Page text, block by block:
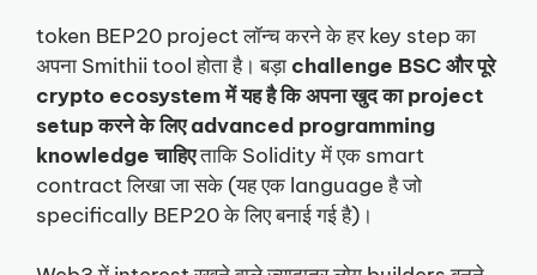
token BEP20 project लॉन्च करने के हर key step का
अपना Smithii tool होता है। बड़ाchallenge BSC और पूरे
crypto ecosystem में यह है कि अपना खुद का project
setup करने के लिए advanced programming
knowledge चाहिएताकि Solidity में एक smart
contract लिखा जा सके (यह एक language है जो
specifically BEP20 के लिए बनाई गई है)।